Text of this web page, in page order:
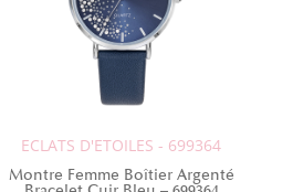
ECLATS D'ETOILES - 699364
Montre Femme Boîtier Argenté